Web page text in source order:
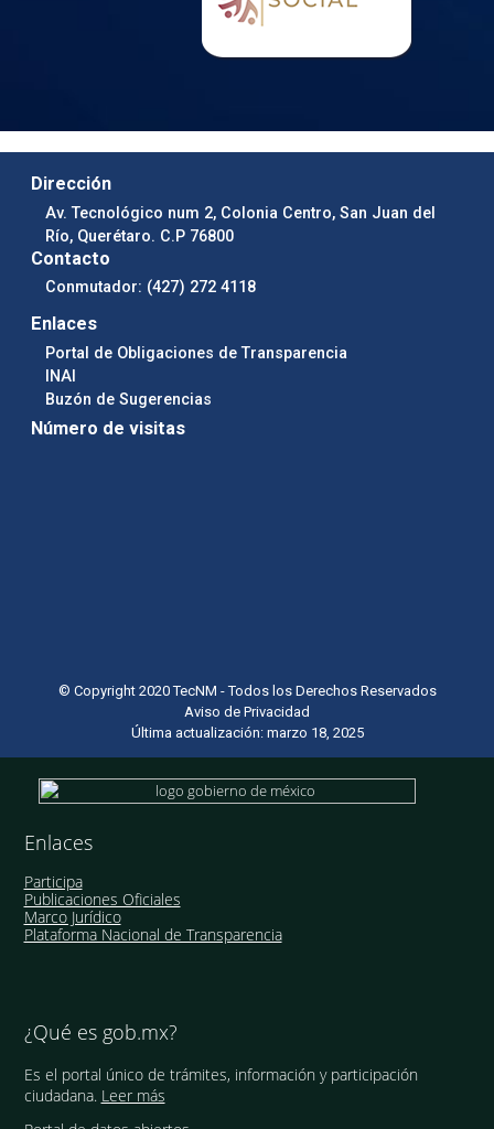
Dirección
Av. Tecnológico num 2, Colonia Centro, San Juan del
Río, Querétaro. C.P 76800
Contacto
Conmutador: (427) 272 4118
Enlaces
Portal de Obligaciones de Transparencia
INAI
Buzón de Sugerencias
Número de visitas
© Copyright 2020 TecNM - Todos los Derechos Reservados
Aviso de Privacidad
Última actualización: marzo 18, 2025
Enlaces
Participa
Publicaciones Oficiales
Marco Jurídico
Plataforma Nacional de Transparencia
¿Qué es gob.mx?
Es el portal único de trámites, información y participación
ciudadana. Leer más